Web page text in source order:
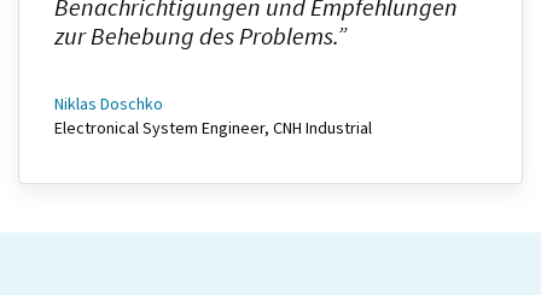
Benachrichtigungen und Empfehlungen
zur Behebung des Problems.”
Niklas Doschko
Electronical System Engineer, CNH Industrial